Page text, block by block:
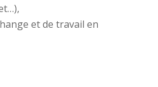
et de travail en